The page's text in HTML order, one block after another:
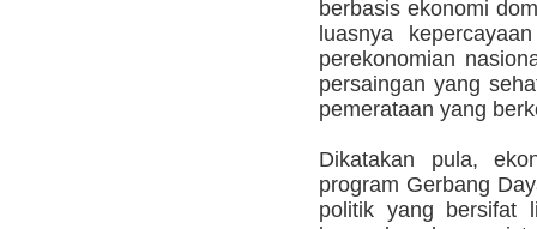
berbasis ekonomi
luasnya
perekonomian
persaingan yang
pemerataan yang
Dikatakan pula,
program Gerbang
politik yang bersifat